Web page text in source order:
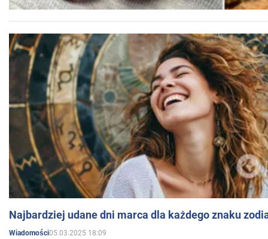
Najbardziej udane dni marca dla każdego znaku
Wiadomości05.03.2025 18:09